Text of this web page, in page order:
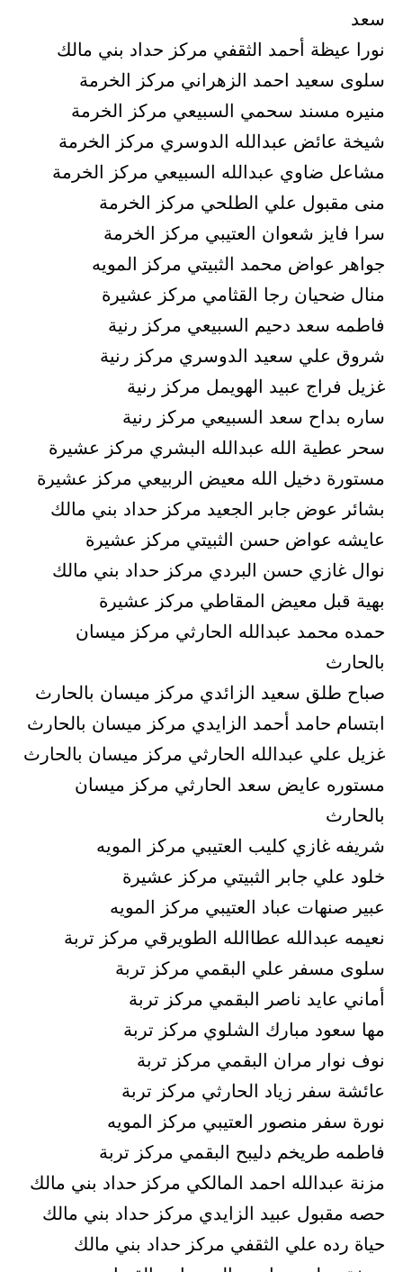
سعد
نورا عيظة أحمد الثقفي مركز حداد بني مالك
سلوى سعيد احمد الزهراني مركز الخرمة
منيره مسند سحمي السبيعي مركز الخرمة
شيخة عائض عبدالله الدوسري مركز الخرمة
مشاعل ضاوي عبدالله السبيعي مركز الخرمة
منى مقبول علي الطلحي مركز الخرمة
سرا فايز شعوان العتيبي مركز الخرمة
جواهر عواض محمد الثبيتي مركز المويه
منال ضحيان رجا القثامي مركز عشيرة
فاطمه سعد دحيم السبيعي مركز رنية
شروق علي سعيد الدوسري مركز رنية
غزيل فراج عبيد الهويمل مركز رنية
ساره بداح سعد السبيعي مركز رنية
سحر عطية الله عبدالله البشري مركز عشيرة
مستورة دخيل الله معيض الربيعي مركز عشيرة
بشائر عوض جابر الجعيد مركز حداد بني مالك
عايشه عواض حسن الثبيتي مركز عشيرة
نوال غازي حسن البردي مركز حداد بني مالك
بهية قبل معيض المقاطي مركز عشيرة
حمده محمد عبدالله الحارثي مركز ميسان
بالحارث
صباح طلق سعيد الزائدي مركز ميسان بالحارث
ابتسام حامد أحمد الزايدي مركز ميسان بالحارث
غزيل علي عبدالله الحارثي مركز ميسان بالحارث
مستوره عايض سعد الحارثي مركز ميسان
بالحارث
شريفه غازي كليب العتيبي مركز المويه
خلود علي جابر الثبيتي مركز عشيرة
عبير صنهات عباد العتيبي مركز المويه
نعيمه عبدالله عطاالله الطويرقي مركز تربة
سلوى مسفر علي البقمي مركز تربة
أماني عايد ناصر البقمي مركز تربة
مها سعود مبارك الشلوي مركز تربة
نوف نوار مران البقمي مركز تربة
عائشة سفر زياد الحارثي مركز تربة
نورة سفر منصور العتيبي مركز المويه
فاطمه طريخم دليبح البقمي مركز تربة
مزنة عبدالله احمد المالكي مركز حداد بني مالك
حصه مقبول عبيد الزايدي مركز حداد بني مالك
حياة رده علي الثقفي مركز حداد بني مالك